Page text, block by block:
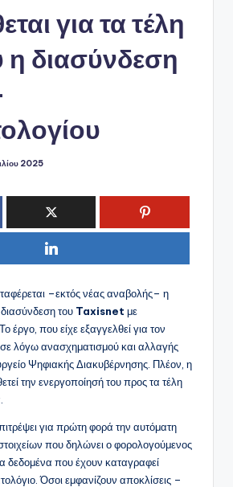
για τα τέλη
η διασύνδεση
2025
–εκτός νέας αναβολής– η
του Taxisnet με
. Το έργο, που είχε εξαγγελθεί για τον
λόγω ανασχηματισμού και αλλαγής
Ψηφιακής Διακυβέρνησης. Πλέον, η
την ενεργοποίησή του προς τα τέλη
για πρώτη φορά την αυτόματη
που δηλώνει ο φορολογούμενος
δεδομένα που έχουν καταγραφεί
Όσοι εμφανίζουν αποκλίσεις –